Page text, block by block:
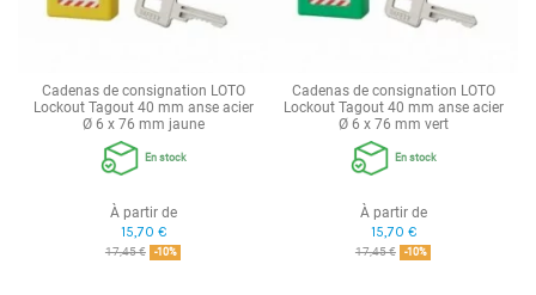
Cadenas de consignation LOTO
Lockout Tagout 40 mm anse acier
Ø 6 x 76 mm jaune
En stock
À partir de
15,70 €
17,45 € -10%
Cadenas de consignation LOTO
Lockout Tagout 40 mm anse acier
Ø 6 x 76 mm vert
En stock
À partir de
15,70 €
17,45 € -10%